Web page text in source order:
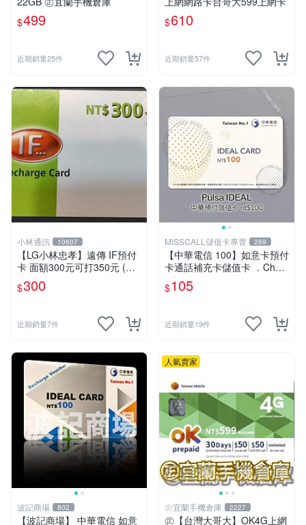
$499
近期銷量25件
$610
近期銷量57件
小林通訊 10607
【LG小林忠孝】遠傳 IF預付
卡 面額300元可打350元 (儲
值卡/補充卡)
$300
近期銷量7件
MISSCALL儲值卡專賣 269
【中華電信 100】如意卡預付
卡通話補充卡儲值卡 ．Chun
ghwa IDEAL 100．門號延展
⚡MissCall儲值卡專賣
$105
近期銷量19件
波記商場 802
【波記商場】 中華電信 如意
人氣賣家
㊣宜蘭手機倉庫 2227
㊣【台灣大哥大】OK4G上網